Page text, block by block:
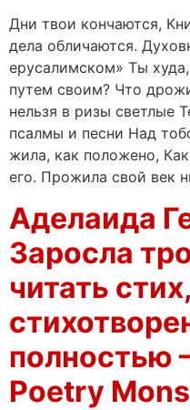
Дни твои кончаются,
дела обличаются.
ерусалимском» Ты
путем своим? Что
нельзя в ризы светлые
псалмы и песни Над
жила, как положено,
его. Прожила свой век
Аделаида
Заросла
читать
полностью
Poetry